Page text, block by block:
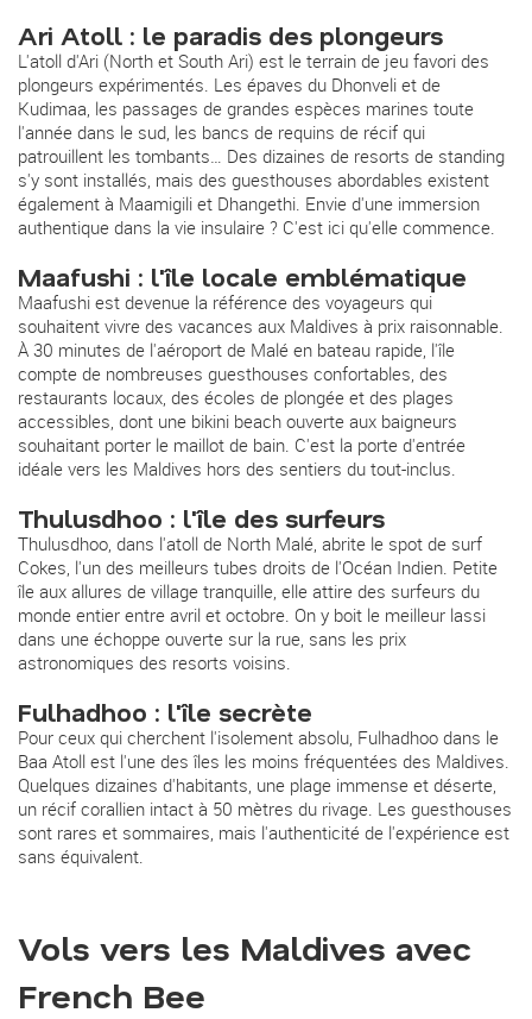
Ari Atoll : le paradis des plongeurs
L'atoll d'Ari (North et South Ari) est le terrain de jeu favori des
plongeurs expérimentés. Les épaves du Dhonveli et de
Kudimaa, les passages de grandes espèces marines toute
l'année dans le sud, les bancs de requins de récif qui
patrouillent les tombants… Des dizaines de resorts de standing
s'y sont installés, mais des guesthouses abordables existent
également à Maamigili et Dhangethi. Envie d'une immersion
authentique dans la vie insulaire ? C'est ici qu'elle commence.
Maafushi : l'île locale emblématique
Maafushi est devenue la référence des voyageurs qui
souhaitent vivre des vacances aux Maldives à prix raisonnable.
À 30 minutes de l'aéroport de Malé en bateau rapide, l'île
compte de nombreuses guesthouses confortables, des
restaurants locaux, des écoles de plongée et des plages
accessibles, dont une bikini beach ouverte aux baigneurs
souhaitant porter le maillot de bain. C'est la porte d'entrée
idéale vers les Maldives hors des sentiers du tout-inclus.
Thulusdhoo : l'île des surfeurs
Thulusdhoo, dans l'atoll de North Malé, abrite le spot de surf
Cokes, l'un des meilleurs tubes droits de l'Océan Indien. Petite
île aux allures de village tranquille, elle attire des surfeurs du
monde entier entre avril et octobre. On y boit le meilleur lassi
dans une échoppe ouverte sur la rue, sans les prix
astronomiques des resorts voisins.
Fulhadhoo : l'île secrète
Pour ceux qui cherchent l'isolement absolu, Fulhadhoo dans le
Baa Atoll est l'une des îles les moins fréquentées des Maldives.
Quelques dizaines d'habitants, une plage immense et déserte,
un récif corallien intact à 50 mètres du rivage. Les guesthouses
sont rares et sommaires, mais l'authenticité de l'expérience est
sans équivalent.
Vols vers les Maldives avec
French Bee